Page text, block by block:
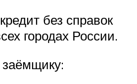
без справок
городах России.